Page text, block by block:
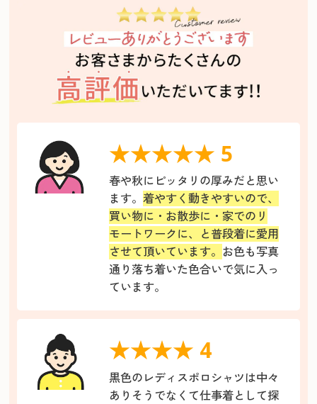
★★★★★ 5
春や秋にピッタリの厚みだと思い
ます。着やすく動きやすいので、
買い物に・お散歩に・家でのリ
モートワークに、と普段着に愛用
させて頂いています。 お色も写真
通り落ち着いた色合いで気に入っ
ています。
★★★★ 4
黒色のレディスポロシャツは中々
ありそうでなくて仕事着として探